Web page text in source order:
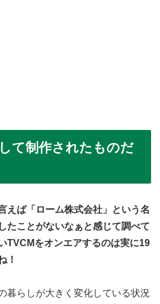
て制作されたものだ
えば「ローム株式会社」という名
たことがないなぁと感じて調べて
TVCMをオンエアするのは実に19
！
暮らしが大きく変化している状況